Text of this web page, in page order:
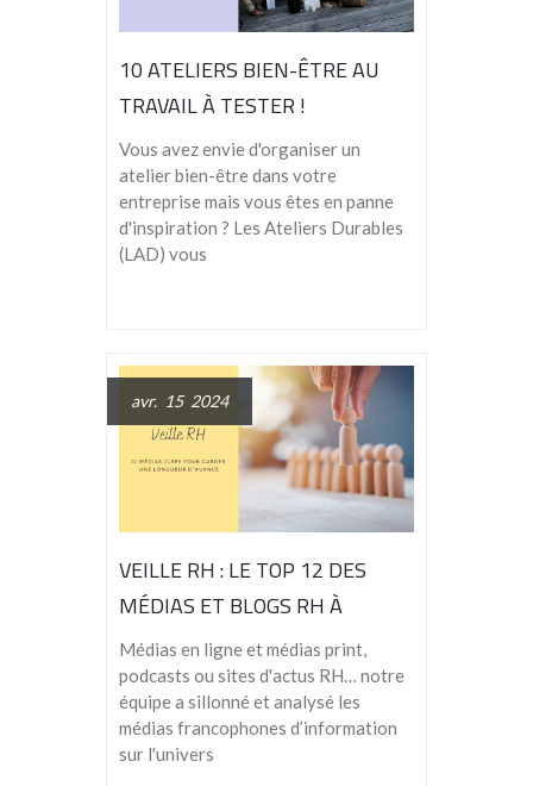
10 ATELIERS BIEN-ÊTRE AU
TRAVAIL À TESTER !
Vous avez envie d'organiser un
atelier bien-être dans votre
entreprise mais vous êtes en panne
d'inspiration ? Les Ateliers Durables
(LAD) vous
avr. 15 2024
VEILLE RH : LE TOP 12 DES
MÉDIAS ET BLOGS RH À
SUIVRE
Médias en ligne et médias print,
podcasts ou sites d'actus RH… notre
équipe a sillonné et analysé les
médias francophones d’information
sur l'univers